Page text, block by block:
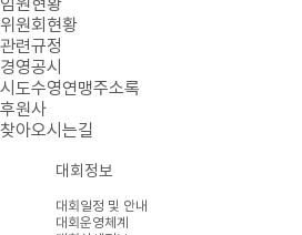
위원회현황
관련규정
경영공시
시도수영연맹주소록
후원사
찾아오시는길
대회정보
대회일정 및 안내
대회운영체계